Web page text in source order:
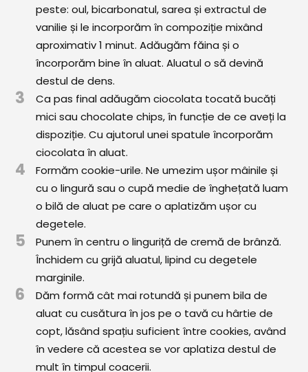
peste: oul, bicarbonatul, sarea și extractul de
vanilie și le incorporăm în compoziție mixând
aproximativ 1 minut. Adăugăm făina și o
încorporăm bine în aluat. Aluatul o să devină
destul de dens.
3
Ca pas final adăugăm ciocolata tocată bucăți
mici sau chocolate chips, în funcție de ce aveți la
dispoziție. Cu ajutorul unei spatule încorporăm
ciocolata în aluat.
4
Formăm cookie-urile. Ne umezim ușor mâinile și
cu o lingură sau o cupă medie de înghețată luam
o bilă de aluat pe care o aplatizăm ușor cu
degetele.
5
Punem în centru o linguriță de cremă de brânză.
Închidem cu grijă aluatul, lipind cu degetele
marginile.
6
Dăm formă cât mai rotundă și punem bila de
aluat cu cusătura în jos pe o tavă cu hârtie de
copt, lăsând spațiu suficient între cookies, având
în vedere că acestea se vor aplatiza destul de
mult în timpul coacerii.